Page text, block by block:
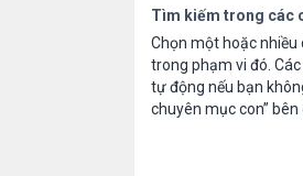
Tìm kiếm trong các
Chọn một hoặc
trong phạm vi đó.
tự động nếu bạn
chuyên mục con” bên